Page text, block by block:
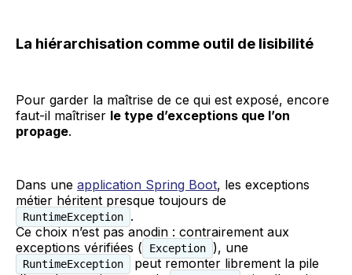
La hiérarchisation comme outil de lisibilité
Pour garder la maîtrise de ce qui est exposé, encore
faut-il maîtriser le type d’exceptions que l’on
propage.
Dans une application Spring Boot, les exceptions
métier héritent presque toujours de
RuntimeException
.
Ce choix n’est pas anodin : contrairement aux
exceptions vérifiées (
Exception ), une
RuntimeException
peut remonter librement la pile